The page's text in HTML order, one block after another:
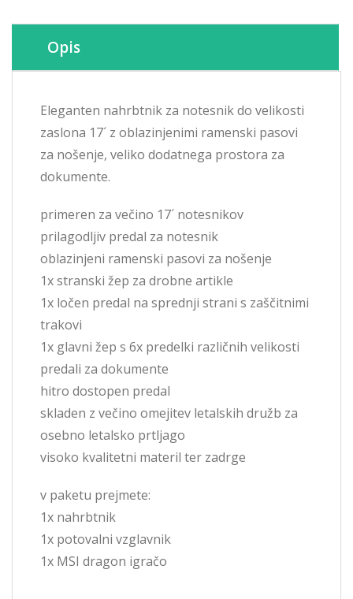
Opis
Eleganten nahrbtnik za notesnik do velikosti
zaslona 17´ z oblazinjenimi ramenski pasovi
za nošenje, veliko dodatnega prostora za
dokumente.
primeren za večino 17´ notesnikov
prilagodljiv predal za notesnik
oblazinjeni ramenski pasovi za nošenje
1x stranski žep za drobne artikle
1x ločen predal na sprednji strani s zaščitnimi
trakovi
1x glavni žep s 6x predelki različnih velikosti
predali za dokumente
hitro dostopen predal
skladen z večino omejitev letalskih družb za
osebno letalsko prtljago
visoko kvalitetni materil ter zadrge
v paketu prejmete:
1x nahrbtnik
1x potovalni vzglavnik
1x MSI dragon igračo